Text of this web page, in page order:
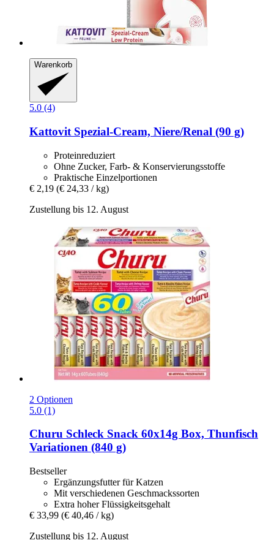
Warenkorb
5.0 (4)
Kattovit Spezial-​Cream, Niere/Renal (90 g)
Proteinreduziert
Ohne Zucker, Farb- & Konservierungsstoffe
Praktische Einzelportionen
€ 2,19 (€ 24,33 / kg)
Zustellung bis 12. August
2 Optionen
5.0 (1)
Churu Schleck Snack 60x14g Box, Thunfisch
Variationen (840 g)
Bestseller
Ergänzungsfutter für Katzen
Mit verschiedenen Geschmackssorten
Extra hoher Flüssigkeitsgehalt
€ 33,99 (€ 40,46 / kg)
Zustellung bis 12. August